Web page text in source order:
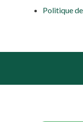
Politique